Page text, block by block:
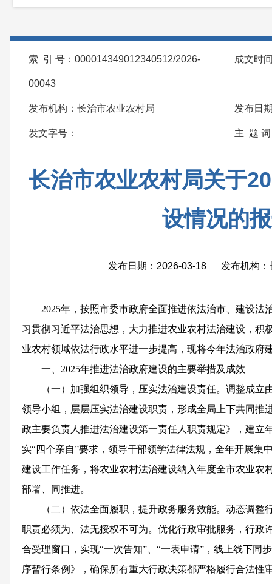
索 引 号：000014349012340512/2026-
00043
成文时
发布机构：长治市农业农村局 发布日
发文字号： 主 题 词
长治市农业农村局关于
设情况的
发布日期：2026-03-18 发布机构：
2025年，按照市委市政府全面推进依法治市、建设法
习贯彻习近平法治思想，大力推进农业农村法治建设，积
业农村领域依法行政水平进一步提高，现将今年法治政府
一、2025年推进法治政府建设的主要举措及成效
（一）加强组织领导，压实法治建设责任。调整成
领导小组，层层压实法治建设职责，形成全局上下共同推
政主要负责人推进法治建设第一责任人职责规定》，建立
实“四个亲自”要求，领导干部领学法律法规，全年开展集
建设工作任务，将农业农村法治建设纳入年度全市农业农
部署、同推进。
（二）依法全面履职，提升政务服务效能。动态调
职责必须为、法无授权不可为。优化行政审批服务，行政
合受理窗口，实现“一次告知”、“一表申请”，线上线下同
序暂行条例》，确保所有重大行政决策都严格履行合法性